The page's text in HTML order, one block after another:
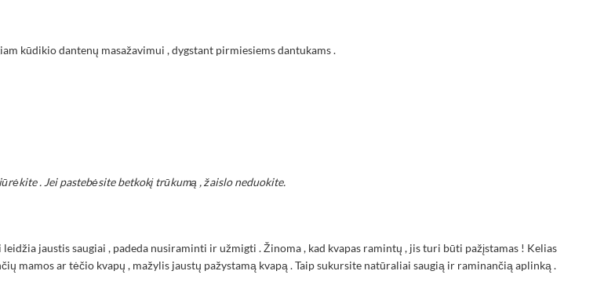
kūdikio dantenų masažavimui , dygstant pirmiesiems dantukams .
. Jei pastebėsite betkokį trūkumą , žaislo neduokite.
jaustis saugiai , padeda nusiraminti ir užmigti . Žinoma , kad kvapas ramintų , jis turi būti pažįstamas ! Kelias
mamos ar tėčio kvapų , mažylis jaustų pažystamą kvapą . Taip sukursite natūraliai saugią ir raminančią aplinką .